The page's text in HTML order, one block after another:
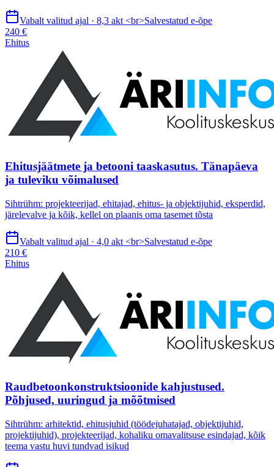
Vabalt valitud ajal · 8,3 akt <br>Salvestatud e-õpe
240 €
Ehitus
Ehitusjäätmete ja betooni taaskasutus. Tänapäeva
ja tuleviku võimalused
Sihtrühm: projekteerijad, ehitajad, ehitus- ja objektijuhid, eksperdid,
järelevalve ja kõik, kellel on plaanis oma tasemet tõsta
Vabalt valitud ajal · 4,0 akt <br>Salvestatud e-õpe
210 €
Ehitus
Raudbetoonkonstruktsioonide kahjustused.
Põhjused, uuringud ja mõõtmised
Sihtrühm: arhitektid, ehitusjuhid (töödejuhatajad, objektijuhid,
projektijuhid), projekteerijad, kohaliku omavalitsuse esindajad, kõik
teema vastu huvi tundvad isikud